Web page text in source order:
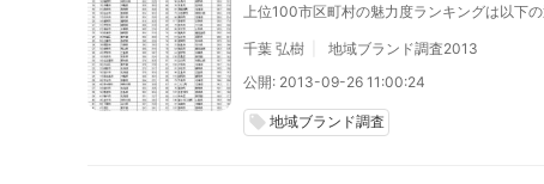
上位100市区町村の魅力度ランキングは以下の
千葉 弘樹
地域ブランド調査2013
公開: 2013-09-26 11:00:24
local_offer 地域ブランド調査